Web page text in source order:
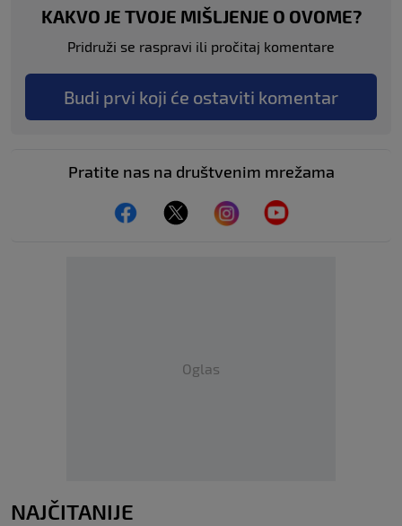
KAKVO JE TVOJE MIŠLJENJE O OVOME?
Pridruži se raspravi ili pročitaj komentare
Budi prvi koji će ostaviti komentar
Pratite nas na društvenim mrežama
Oglas
NAJČITANIJE